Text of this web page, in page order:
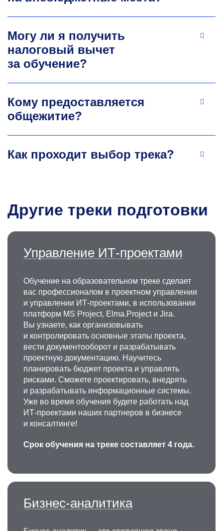
Могу ли я получить
налоговый вычет
за обучение?
Кому предоставляется
общежитие?
Как проходит выбор трека?
Другие треки подготовки
Управление ИТ-проектами
Обучение на образовательном треке сделает
вас профессионалом в проектном управлении
и управлении ИТ-проектами, в использовании
платформ MS Project, Elma.Project и Jira.
Вы узнаете, как организовывать
и контролировать основные этапы проекта,
вести документооборот и разрабатывать
проектную документацию. Научитесь
планировать бюджет проекта и управлять
рисками. Сможете проектировать, внедрять
и разрабатывать информационные системы.
Уже во время обучения будете работать над
ИТ-проектами наших партнеров в бизнесе
и консалтинге!
Срок обучения на треке составляет 4 года.
Бизнес-аналитика